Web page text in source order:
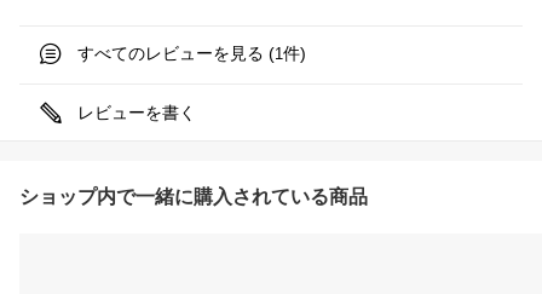
すべてのレビューを見る (1件)
レビューを書く
ショップ内で一緒に購入されている商品